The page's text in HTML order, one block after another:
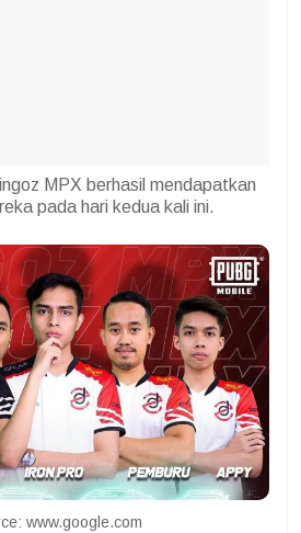
MPX berhasil mendapatkan
pada hari kedua kali ini.
www.google.com